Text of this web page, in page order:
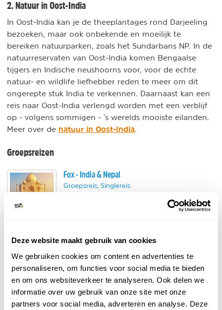
Deze website maakt gebruik van cookies
We gebruiken cookies om content en advertenties te
personaliseren, om functies voor social media te bieden
en om ons websiteverkeer te analyseren. Ook delen we
informatie over uw gebruik van onze site met onze
partners voor social media, adverteren en analyse. Deze
2. Natuur in Oost-India
In Oost-India kan je de theeplantages rond Darjeeling
bezoeken, maar ook onbekende en moeilijk te
bereiken natuurparken, zoals het Sundarbans NP. In de
natuurreservaten van Oost-India komen Bengaalse
tijgers en Indische neushoorns voor, voor de echte
natuur- en wildlife liefhebber reden te meer om dit
ongerepte stuk India te verkennen. Daarnaast kan een
reis naar Oost-India verlengd worden met een verblijf
op - volgens sommigen - 's werelds mooiste eilanden.
Meer over de natuur in Oost-India
Groepsreizen
Fox - India & Nepal
Groepsreis, Singlereis
Ontdek Noord-India en de Kathmandu Vallei.
TUI - Rondreizen India
Groepsreis, Individuele reis
TUI heeft een wisselend aanbod van rondreizen
door fascinerend India. Bijvoorbeeld een
groepsreis door Noord-India.